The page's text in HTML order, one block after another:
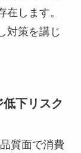
します。
対策を講じ
下リスク
質面で消費